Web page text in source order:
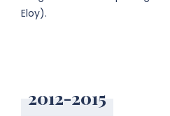
Eloy).
2012-2015